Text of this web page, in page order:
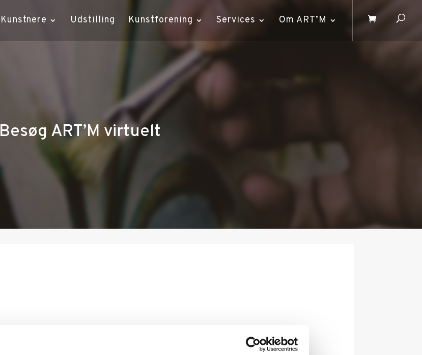
Kunstnere Udstilling Kunstforening Services Om ART’M
Besøg ART’M virtuelt